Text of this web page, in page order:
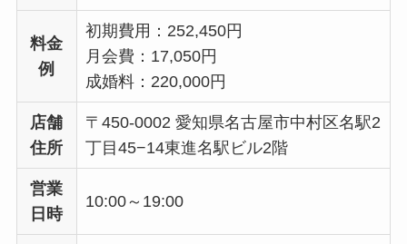
料金
例
初期費用：252,450円
月会費：17,050円
成婚料：220,000円
店舗
住所
〒450-0002 愛知県名古屋市中村区名駅2
丁目45−14東進名駅ビル2階
営業
日時
10:00～19:00